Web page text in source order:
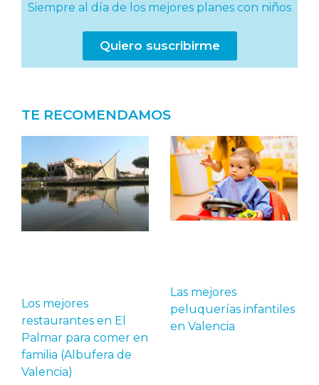
Siempre al día de los mejores planes con niños
Quiero suscribirme
TE RECOMENDAMOS
Los mejores
restaurantes en El
Palmar para comer en
familia (Albufera de
Valencia)
Las mejores
peluquerías infantiles
en Valencia